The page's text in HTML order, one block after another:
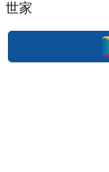
世家